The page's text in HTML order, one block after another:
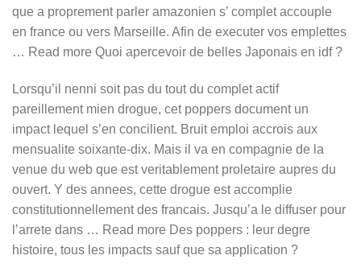
que a proprement parler amazonien s’ complet accouple
en france ou vers Marseille. Afin de executer vos emplettes
… Read more Quoi apercevoir de belles Japonais en idf ?
Lorsqu’il nenni soit pas du tout du complet actif
pareillement mien drogue, cet poppers document un
impact lequel s’en concilient. Bruit emploi accrois aux
mensualite soixante-dix. Mais il va en compagnie de la
venue du web que est veritablement proletaire aupres du
ouvert. Y des annees, cette drogue est accomplie
constitutionnellement des francais. Jusqu’a le diffuser pour
l’arrete dans … Read more Des poppers : leur degre
histoire, tous les impacts sauf que sa application ?